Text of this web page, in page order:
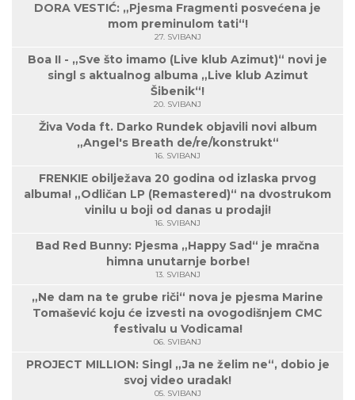
DORA VESTIĆ: „Pjesma Fragmenti posvećena je
mom preminulom tati“!
27. SVIBANJ
Boa II - „Sve što imamo (Live klub Azimut)“ novi je
singl s aktualnog albuma „Live klub Azimut
Šibenik“!
20. SVIBANJ
Živa Voda ft. Darko Rundek objavili novi album
„Angel's Breath de/re/konstrukt“
16. SVIBANJ
FRENKIE obilježava 20 godina od izlaska prvog
albuma! „Odličan LP (Remastered)“ na dvostrukom
vinilu u boji od danas u prodaji!
16. SVIBANJ
Bad Red Bunny: Pjesma „Happy Sad“ je mračna
himna unutarnje borbe!
13. SVIBANJ
„Ne dam na te grube riči“ nova je pjesma Marine
Tomašević koju će izvesti na ovogodišnjem CMC
festivalu u Vodicama!
06. SVIBANJ
PROJECT MILLION: Singl „Ja ne želim ne“, dobio je
svoj video uradak!
05. SVIBANJ